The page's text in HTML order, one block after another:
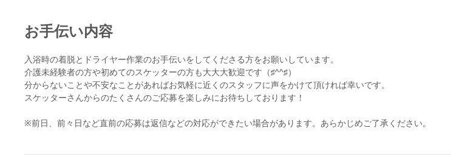
お手伝い内容
入浴時の着脱とドライヤー作業のお手伝いをしてくださる方をお願いしています。
介護未経験者の方や初めてのスケッターの方も大大大歓迎です（♯^^♯）
分からないことや不安なことがあればお気軽に近くのスタッフに声をかけて頂ければ幸いです。
スケッターさんからのたくさんのご応募を楽しみにお待ちしております！